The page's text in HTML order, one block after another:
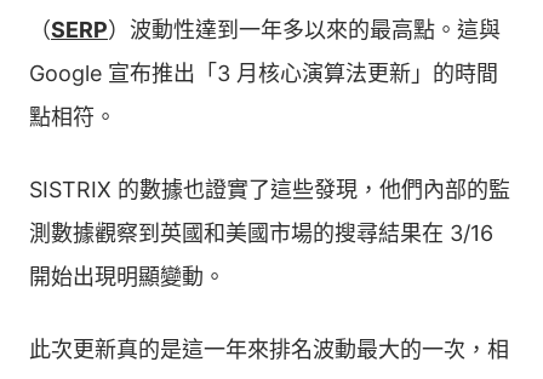
（SERP）波動性達到一年多以來的最高點。這與
Google 宣布推出「3 月核心演算法更新」的時間
點相符。
SISTRIX 的數據也證實了這些發現，他們內部的監
測數據觀察到英國和美國市場的搜尋結果在 3/16
開始出現明顯變動。
此次更新真的是這一年來排名波動最大的一次，相